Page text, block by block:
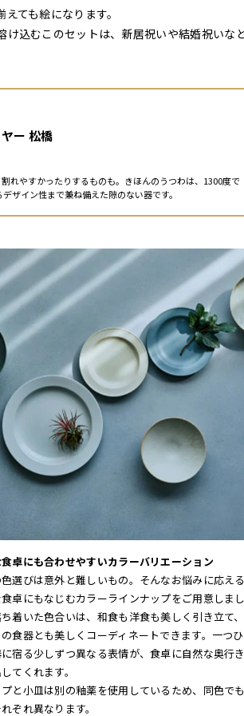
ても絵になります。
込むこのセットは、新居祝いや結婚祝いな
ー 松橋
れやすかったりするものも。きほんのうつわは、1300度で
ザイン性まで兼ね備えた隙のない器です。
卓にも合わせやすいカラーバリエーション
選びは意外と難しいもの。そんなお悩みに応え
卓にもなじむカラーラインナップをご用意しま
着いた色合いは、和食も洋食も美しく引き立て
食器とも美しくコーディネートできます。一つ
宿る少しずつ異なる表情が、食卓に自然な奥行
てくれます。
と小皿は別の釉薬を使用しているため、同色で
ぞれ異なります。